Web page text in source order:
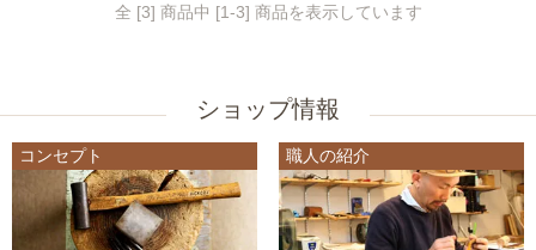
全 [3] 商品中 [1-3] 商品を表示しています
ショップ情報
コンセプト 職人の紹介